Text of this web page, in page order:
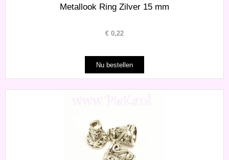
Metallook Ring Zilver 15 mm
€ 0,22